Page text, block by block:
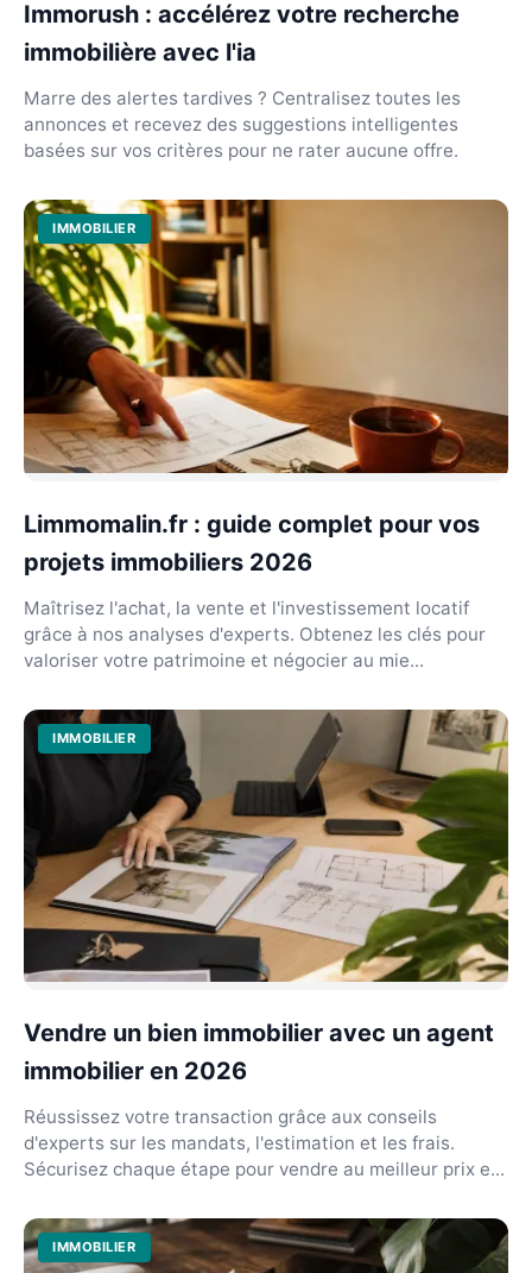
Immorush : accélérez votre recherche
immobilière avec l'ia
Marre des alertes tardives ? Centralisez toutes les
annonces et recevez des suggestions intelligentes
basées sur vos critères pour ne rater aucune offre.
IMMOBILIER
Limmomalin.fr : guide complet pour vos
projets immobiliers 2026
Maîtrisez l'achat, la vente et l'investissement locatif
grâce à nos analyses d'experts. Obtenez les clés pour
valoriser votre patrimoine et négocier au mie...
IMMOBILIER
Vendre un bien immobilier avec un agent
immobilier en 2026
Réussissez votre transaction grâce aux conseils
d'experts sur les mandats, l'estimation et les frais.
Sécurisez chaque étape pour vendre au meilleur prix e...
IMMOBILIER